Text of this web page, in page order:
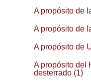
A propósito de
A propósito de
A propósito de
A propósito del
desterrado (1)